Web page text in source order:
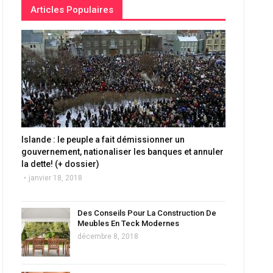
Articles Populaires
Islande : le peuple a fait démissionner un
gouvernement, nationaliser les banques et annuler
la dette! (+ dossier)
janvier 18, 2018
Des Conseils Pour La Construction De
Meubles En Teck Modernes
décembre 8, 2018